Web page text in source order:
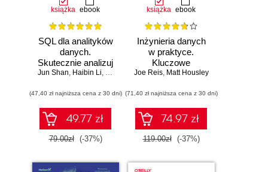
książka ebook
SQL dla analityków
danych.
Skutecznie analizuj
dane, wyciągaj
wnioski i opanuj
zaawansowany
SQL na potrzeby
praktycznych
zastosowań.
Jun Shan, Haibin Li, Matt Goldwasser,Upom Malik,Benjamin Johnston
(47,40 zł najniższa cena z 30 dni)
49.77 zł
79.00zł (-37%)
książka ebook
Inżynieria danych
w praktyce.
Kluczowe
koncepcje i
technologie
Joe Reis, Matt Housley
(71,40 zł najniższa cena z 30 dni)
74.97 zł
119.00zł (-37%)